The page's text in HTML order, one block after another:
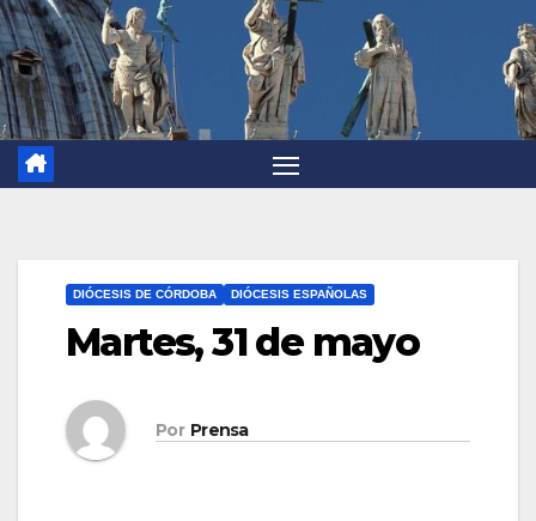
DIÓCESIS DE CÓRDOBA DIÓCESIS ESPAÑOLAS
Martes, 31 de mayo
Por Prensa